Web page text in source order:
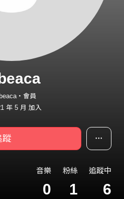
・會員
年 5 月 加入
蹤
音樂
0
粉絲
1
追蹤中
6